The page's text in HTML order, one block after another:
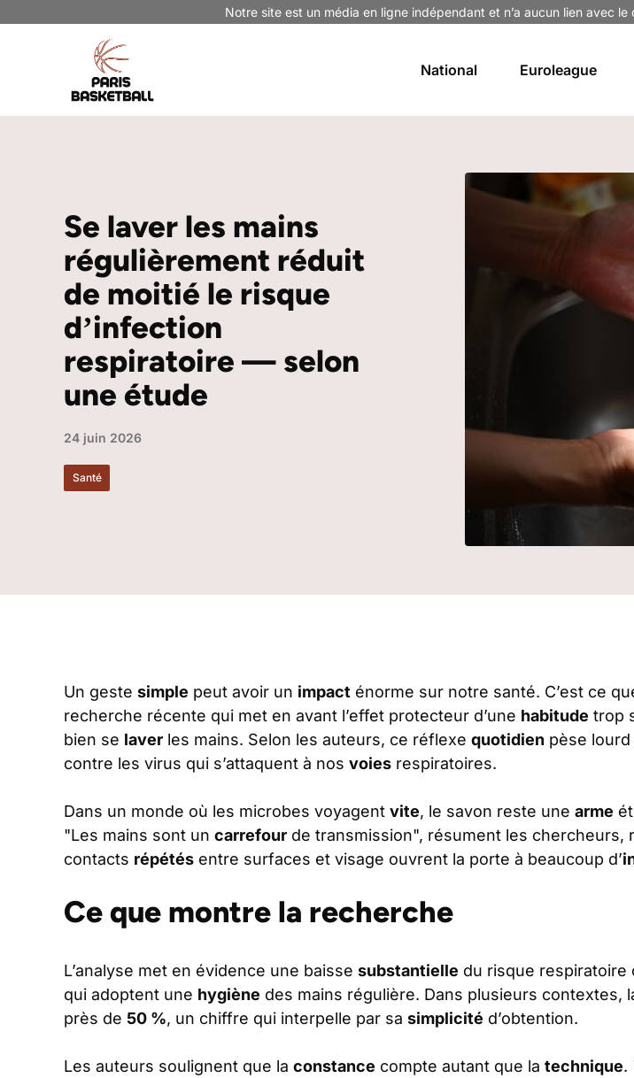
Notre site est un média en ligne indépendant et n’a aucun lien avec
National Euroleague
Se laver les mains
régulièrement réduit
de moitié le risque
dʼinfection
respiratoire — selon
une étude
24 juin 2026
Santé
Un geste simple peut avoir un impact énorme sur notre santé. C’est ce
recherche récente qui met en avant l’effet protecteur d’une habitude trop
bien se laver les mains. Selon les auteurs, ce réflexe quotidien pèse lourd
contre les virus qui s’attaquent à nos voies respiratoires.
Dans un monde où les microbes voyagent vite, le savon reste une arme
"Les mains sont un carrefour de transmission", résument les chercheurs,
contacts répétés entre surfaces et visage ouvrent la porte à beaucoup d’
Ce que montre la recherche
L’analyse met en évidence une baisse substantielle du risque respiratoire
qui adoptent une hygiène des mains régulière. Dans plusieurs contextes,
près de 50 %, un chiffre qui interpelle par sa simplicité d’obtention.
Les auteurs soulignent que la constance compte autant que la technique.